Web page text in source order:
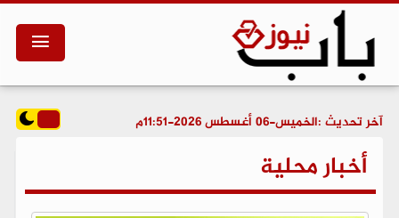
آخر تحديث :الخميس-06 أغسطس 2026-11:51م
أخبار محلية